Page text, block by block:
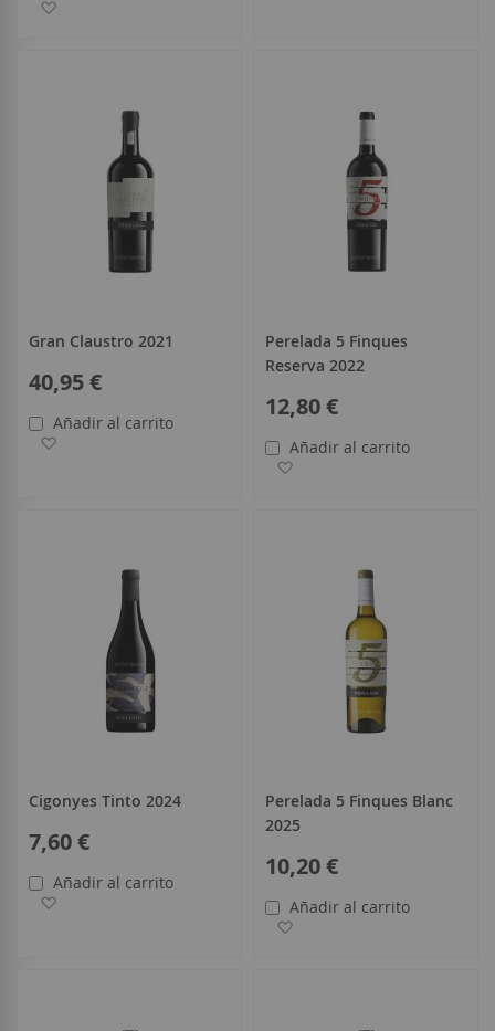
Gran Claustro 2021
40,95 €
Añadir al carrito
Perelada 5 Finques
Reserva 2022
12,80 €
Añadir al carrito
Cigonyes Tinto 2024
7,60 €
Añadir al carrito
Perelada 5 Finques Blanc
2025
10,20 €
Añadir al carrito